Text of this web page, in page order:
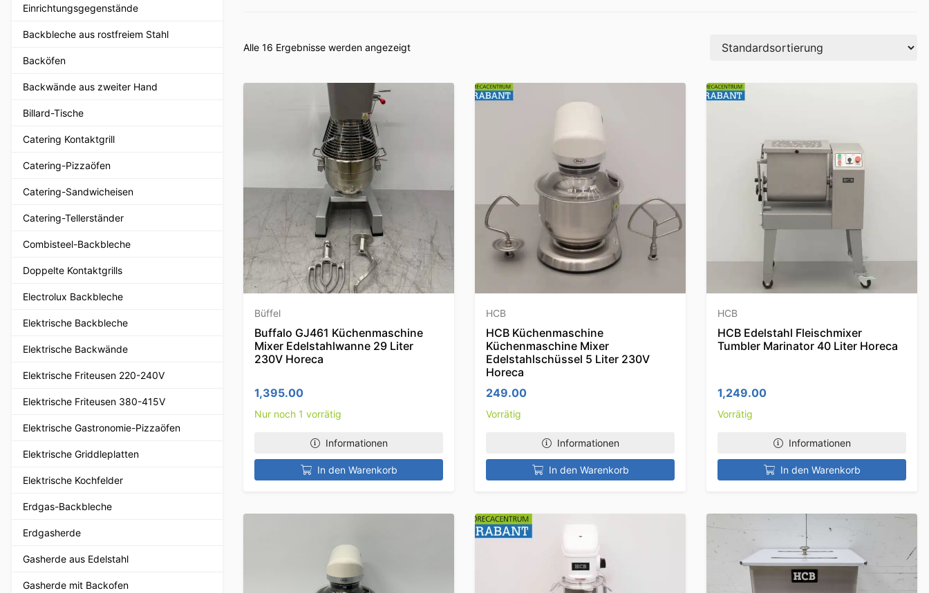
Einrichtungsgegenstände
Backbleche aus rostfreiem Stahl
Backöfen
Backwände aus zweiter Hand
Billard-Tische
Catering Kontaktgrill
Catering-Pizzaöfen
Catering-Sandwicheisen
Catering-Tellerständer
Combisteel-Backbleche
Doppelte Kontaktgrills
Electrolux Backbleche
Elektrische Backbleche
Elektrische Backwände
Elektrische Friteusen 220-240V
Elektrische Friteusen 380-415V
Elektrische Gastronomie-Pizzaöfen
Elektrische Griddleplatten
Elektrische Kochfelder
Erdgas-Backbleche
Erdgasherde
Gasherde aus Edelstahl
Gasherde mit Backofen
Alle 16 Ergebnisse werden angezeigt
Büffel
Buffalo GJ461 Küchenmaschine
Mixer Edelstahlwanne 29 Liter
230V Horeca
1,395.00
Nur noch 1 vorrätig
Informationen
In den Warenkorb
HCB
HCB Küchenmaschine
Küchenmaschine Mixer
Edelstahlschüssel 5 Liter 230V
Horeca
249.00
Vorrätig
Informationen
In den Warenkorb
HCB
HCB Edelstahl Fleischmixer
Tumbler Marinator 40 Liter Horeca
1,249.00
Vorrätig
Informationen
In den Warenkorb